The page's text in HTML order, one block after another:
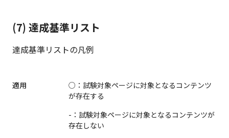
(7) 達成基準リスト
達成基準リストの凡例
適用
○：試験対象ページに対象となるコンテンツ
が存在する
-：試験対象ページに対象となるコンテンツが
存在しない